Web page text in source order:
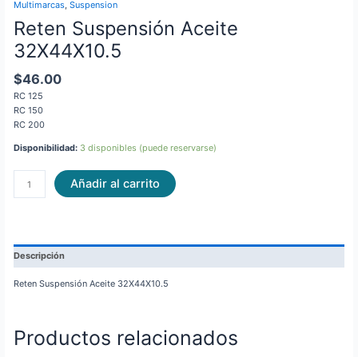
Multimarcas, Suspension
Reten Suspensión Aceite
32X44X10.5
$46.00
RC 125
RC 150
RC 200
Disponibilidad: 3 disponibles (puede reservarse)
Añadir al carrito
Descripción
Reten Suspensión Aceite 32X44X10.5
Productos relacionados